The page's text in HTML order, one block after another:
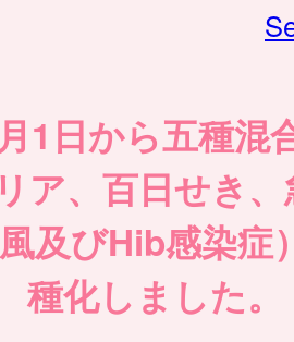
1日から五種混
ア、百日せき
及びHib感染症
種化しました。